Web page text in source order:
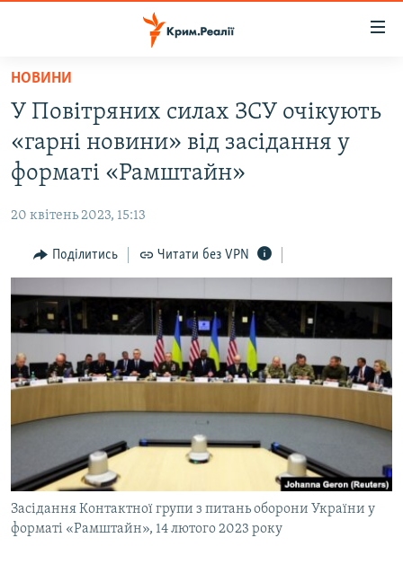
Перейти
основного
матеріалу
Перейти
до
основної
Перейти
до
пошуку
ВОДА.КРИМ
ВІДЕО ТА ФОТО
БЛОГИ
ПОГЛЯД
ІНТЕРВ'Ю
ВСЕ ЗА ДЕНЬ
СПЕЦПРОЕКТИ
ДЕПОРТАЦІЯ
ВІДЕОУРОКИ «ELIFBE»
СВІДЧЕННЯ ОКУПАЦІЇ
УКРАЇНСЬКА ПРОБЛЕМА КРИМУ
ІНФОГРАФІКА
ЯК ОБІЙТИ БЛОКУВАННЯ
Русский
Qırımtatar
ДОЛУЧАЙСЯ!
НОВИНИ
У Повітряних силах ЗСУ очікують
«гарні новини» від засідання у
форматі «Рамштайн»
20 квітень 2023, 15:13
Поділитись Читати без VPN
Засідання Контактної групи з питань оборони України у
форматі «Рамштайн», 14 лютого 2023 року